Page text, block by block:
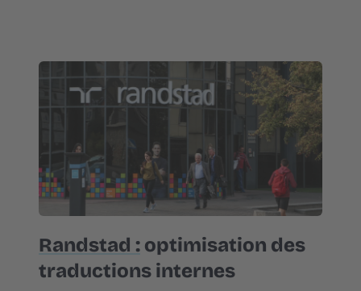
Randstad : optimisation des
traductions internes